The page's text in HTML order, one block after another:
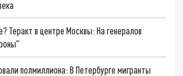
Теракт в центре Москвы: На генералов
полмиллиона: В Петербурге мигранты